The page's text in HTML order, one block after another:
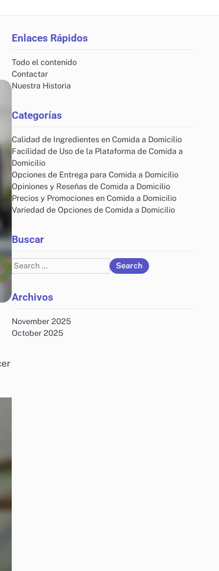
Enlaces Rápidos
Todo el contenido
Contactar
Nuestra Historia
Categorías
Calidad de Ingredientes en Comida a Domicilio
Facilidad de Uso de la Plataforma de Comida a
Domicilio
Opciones de Entrega para Comida a Domicilio
Opiniones y Reseñas de Comida a Domicilio
Precios y Promociones en Comida a Domicilio
Variedad de Opciones de Comida a Domicilio
Buscar
Search
for:
Archivos
November 2025
October 2025